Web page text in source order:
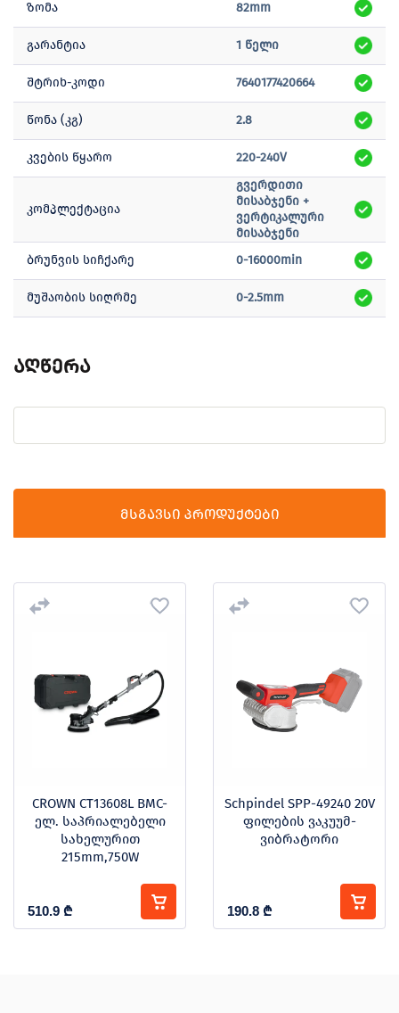
ზომა 82mm
გარანტია 1 წელი
შტრიხ-კოდი 7640177420664
წონა (კგ) 2.8
კვების წყარო 220-240V
კომპლექტაცია
გვერდითი
მისაბჯენი +
ვერტიკალური
მისაბჯენი
ბრუნვის სიჩქარე
0-16000min
მუშაობის სიღრმე 0-2.5mm
აღწერა
მსგავსი პროდუქტები
CROWN CT13608L BMC-
ელ. საპრიალებელი
სახელურით
215mm,750W
510.9 ₾
Schpindel SPP-49240 20V
ფილების ვაკუუმ-
ვიბრატორი
190.8 ₾